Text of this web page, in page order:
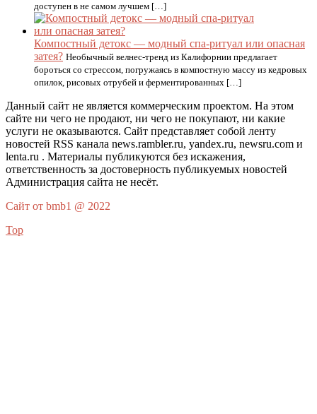
доступен в не самом лучшем […]
Компостный детокс — модный спа-ритуал или опасная
затея? Необычный велнес-тренд из Калифорнии предлагает
бороться со стрессом, погружаясь в компостную массу из кедровых
опилок, рисовых отрубей и ферментированных […]
Данный сайт не является коммерческим проектом. На этом
сайте ни чего не продают, ни чего не покупают, ни какие
услуги не оказываются. Сайт представляет собой ленту
новостей RSS канала news.rambler.ru, yandex.ru, newsru.com и
lenta.ru . Материалы публикуются без искажения,
ответственность за достоверность публикуемых новостей
Администрация сайта не несёт.
Сайт от bmb1 @ 2022
Top